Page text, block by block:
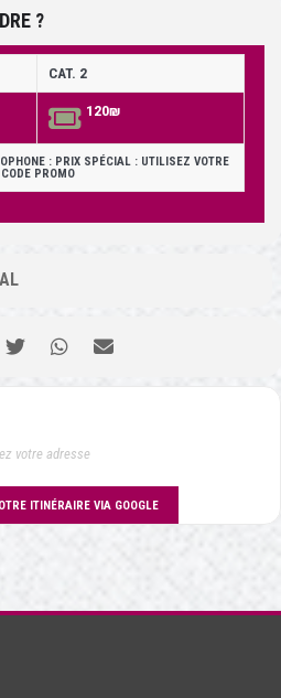
?
CAT. 2
120₪
: PRIX SPÉCIAL : UTILISEZ VOTRE
CODE PROMO
ITINÉRAIRE VIA GOOGLE